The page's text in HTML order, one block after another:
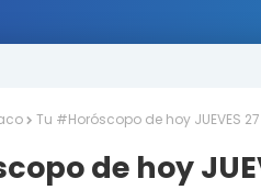
Tu #Horóscopo de hoy JUEVES
de hoy